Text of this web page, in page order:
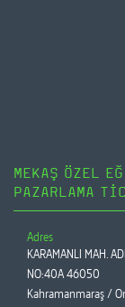
MEKAŞ ÖZEL
PAZARLAMA
Adres
KARAMANLI MAH.
NO:40A 46050
Kahramanmaraş /